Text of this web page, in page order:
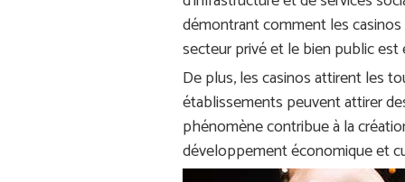
démontrant comment les
secteur privé et le bien public
De plus, les casinos attirent les
établissements peuvent attirer
phénomène contribue à la
développement économique et